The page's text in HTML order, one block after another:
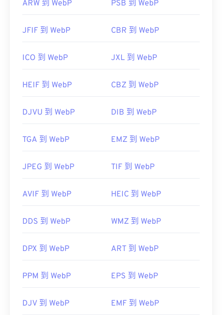
ARW 到 WebP PSB 到 WebP
JFIF 到 WebP CBR 到 WebP
ICO 到 WebP JXL 到 WebP
HEIF 到 WebP CBZ 到 WebP
DJVU 到 WebP DIB 到 WebP
TGA 到 WebP EMZ 到 WebP
JPEG 到 WebP TIF 到 WebP
AVIF 到 WebP HEIC 到 WebP
DDS 到 WebP WMZ 到 WebP
DPX 到 WebP ART 到 WebP
PPM 到 WebP EPS 到 WebP
DJV 到 WebP EMF 到 WebP